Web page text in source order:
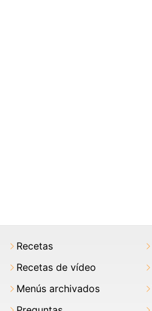
Recetas
Recetas de vídeo
Menús archivados